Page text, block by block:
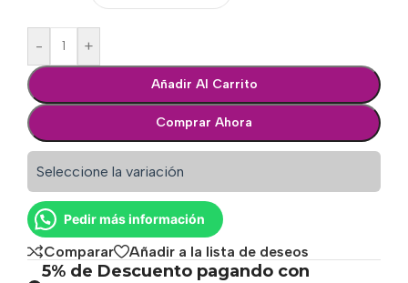
- +
Añadir Al Carrito
Comprar Ahora
Seleccione la variación
Pedir más información
Comparar Añadir a la lista de deseos
5% de Descuento pagando con